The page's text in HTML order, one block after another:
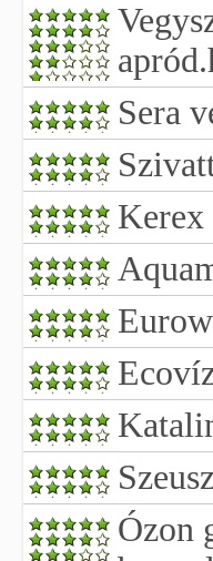
Sera
Kerex
Ózon